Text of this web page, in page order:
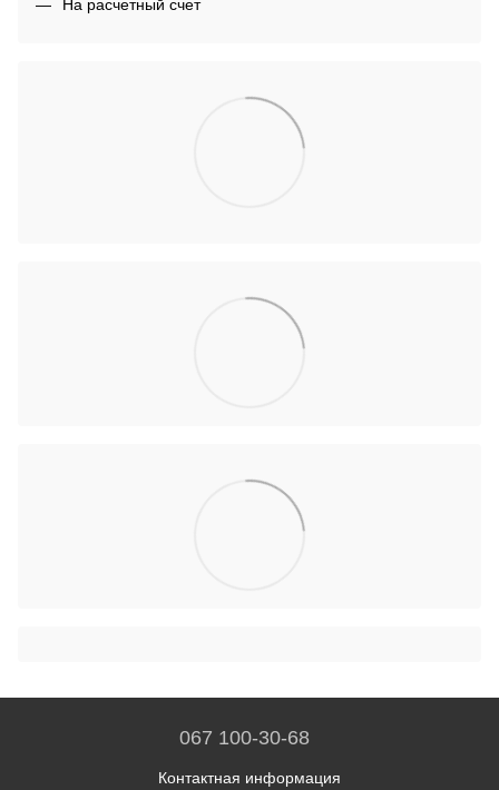
На расчетный счет
067 100-30-68
Контактная информация